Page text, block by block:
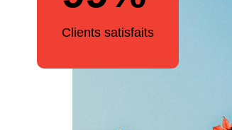
Clients satisfaits